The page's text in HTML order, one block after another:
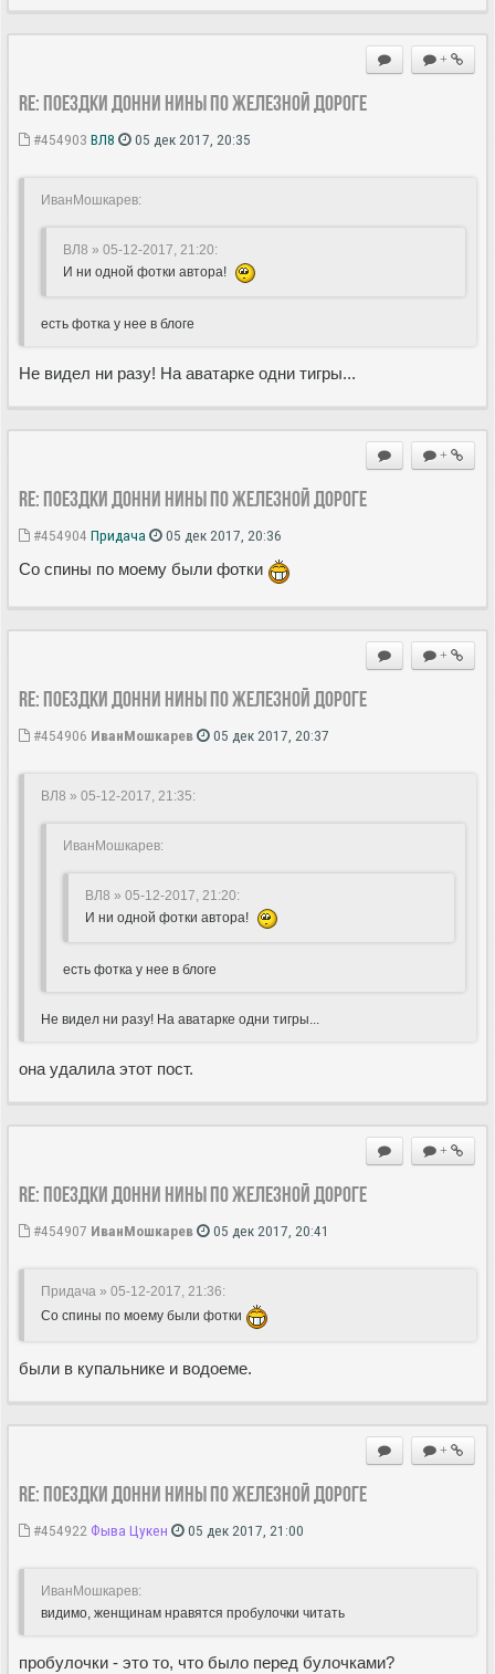
+
Re: Поездки Донни Нины по железной дороге
#454903 ВЛ8 05 дек 2017, 20:35
ИванМошкарев:
ВЛ8 » 05-12-2017, 21:20:
И ни одной фотки автора!
есть фотка у нее в блоге
Не видел ни разу! На аватарке одни тигры...
+
Re: Поездки Донни Нины по железной дороге
#454904 Придача 05 дек 2017, 20:36
Со спины по моему были фотки
+
Re: Поездки Донни Нины по железной дороге
#454906 ИванМошкарев 05 дек 2017, 20:37
ВЛ8 » 05-12-2017, 21:35:
ИванМошкарев:
ВЛ8 » 05-12-2017, 21:20:
И ни одной фотки автора!
есть фотка у нее в блоге
Не видел ни разу! На аватарке одни тигры...
она удалила этот пост.
+
Re: Поездки Донни Нины по железной дороге
#454907 ИванМошкарев 05 дек 2017, 20:41
Придача » 05-12-2017, 21:36:
Со спины по моему были фотки
были в купальнике и водоеме.
+
Re: Поездки Донни Нины по железной дороге
#454922 Фыва Цукен 05 дек 2017, 21:00
ИванМошкарев:
видимо, женщинам нравятся пробулочки читать
пробулочки - это то, что было перед булочками?